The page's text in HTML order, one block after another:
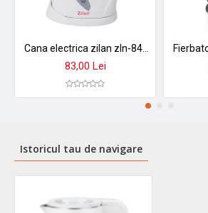
83,00 Lei
Istoricul tau de navigare